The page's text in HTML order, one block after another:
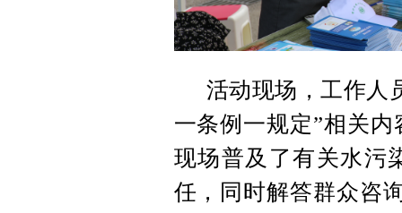
活动现场，工作人
一条例一规定”相关
现场普及了有关水污
任，同时解答群众咨